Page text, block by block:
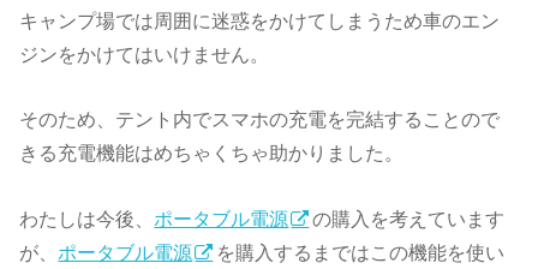
キャンプ場では周囲に迷惑をかけてしまうため車のエン
ジンをかけてはいけません。
そのため、テント内でスマホの充電を完結することので
きる充電機能はめちゃくちゃ助かりました。
わたしは今後、 ポータブル電源
の購入を考えています
が、 ポータブル電源
を購入するまではこの機能を使い